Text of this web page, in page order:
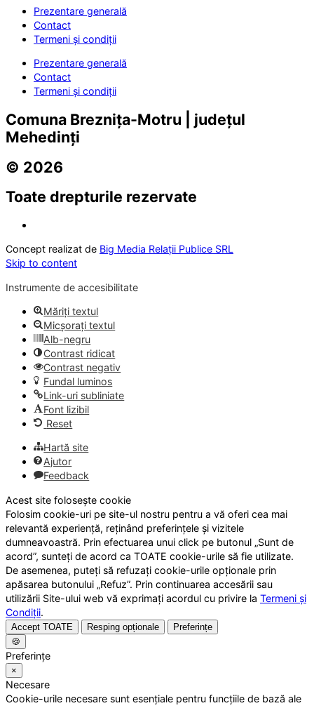
Prezentare generală
Contact
Termeni și condiții
Prezentare generală
Contact
Termeni și condiții
Comuna Breznița-Motru | județul
Mehedinți
© 2026
Toate drepturile rezervate
Concept realizat de Big Media Relații Publice SRL
Skip to content
Instrumente de accesibilitate
Măriți textul
Micșorați textul
Alb-negru
Contrast ridicat
Contrast negativ
Fundal luminos
Link-uri subliniate
Font lizibil
Reset
Hartă site
Ajutor
Feedback
Acest site folosește cookie
Folosim cookie-uri pe site-ul nostru pentru a vă oferi cea mai
relevantă experiență, reținând preferințele și vizitele
dumneavoastră. Prin efectuarea unui click pe butonul „Sunt de
acord”, sunteți de acord ca TOATE cookie-urile să fie utilizate.
De asemenea, puteți să refuzați cookie-urile opționale prin
apăsarea butonului „Refuz”. Prin continuarea accesării sau
utilizării Site-ului web vă exprimați acordul cu privire la Termeni și
Condiții.
Accept TOATE Resping opționale
Preferințe
🍪
Preferințe
×
Necesare
Cookie-urile necesare sunt esențiale pentru funcțiile de bază ale